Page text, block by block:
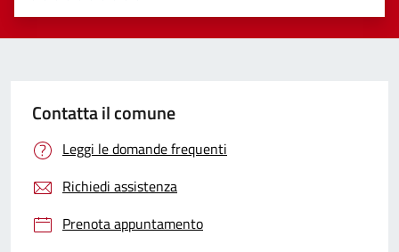
Valuta 5 stelle su 5
Valuta 4 stelle su 5
Valuta 3 stelle su 5
Valuta 2 stelle su 5
Valuta 1 stelle su 5
Contatta il comune
Leggi le domande frequenti
Richiedi assistenza
Prenota appuntamento